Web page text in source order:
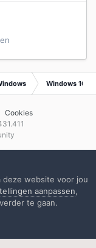
Windows 10
Cookies
website voor jou
aanpassen,
te gaan.